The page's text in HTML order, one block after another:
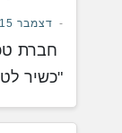
דצמבר 15, 2020
"כשיר